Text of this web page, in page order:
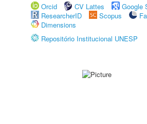
Orcid
CV Lattes
Google
ResearcherID
Scopus
Dimensions
Repositório Institucional UNESP